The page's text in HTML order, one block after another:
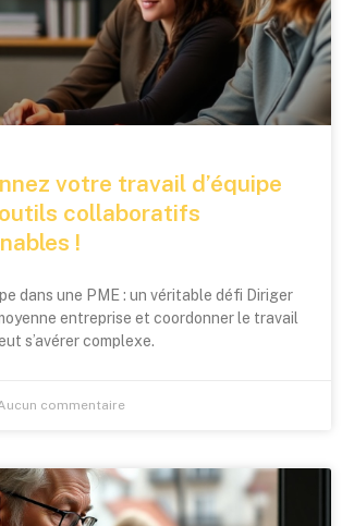
votre travail d’équipe
collaboratifs
!
dans une PME : un véritable défi Diriger
entreprise et coordonner le travail
s’avérer complexe.
commentaire